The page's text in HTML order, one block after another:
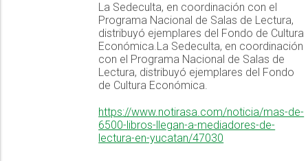
La Sedeculta, en coordinación con el
Programa Nacional de Salas de Lectura,
distribuyó ejemplares del Fondo de Cultura
Económica.La Sedeculta, en coordinación
con el Programa Nacional de Salas de
Lectura, distribuyó ejemplares del Fondo
de Cultura Económica.
https://www.notirasa.com/noticia/mas-de-
6500-libros-llegan-a-mediadores-de-
lectura-en-yucatan/47030